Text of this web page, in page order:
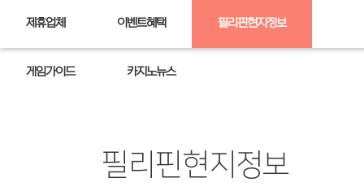
제휴업체 이벤트혜택 필리핀현지정보
게임가이드 카지노뉴스
필리핀현지정보